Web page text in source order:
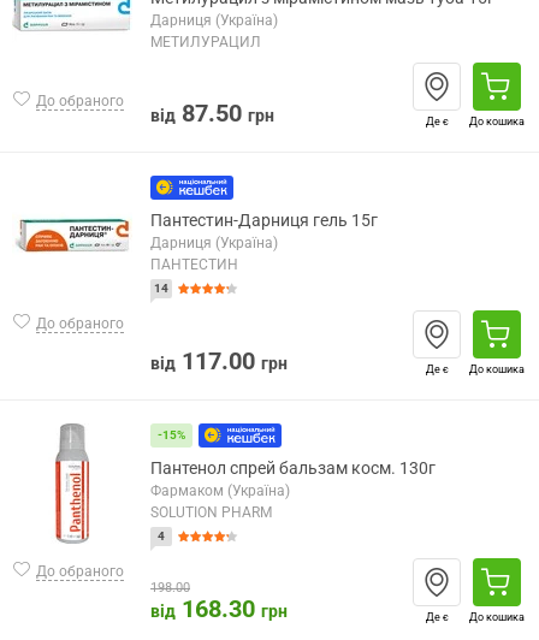
До обраного
Дарниця (Україна)
МЕТИЛУРАЦИЛ
від 87.50 грн Де є До кошика
До обраного
Пантестин-Дарниця гель 15г
Дарниця (Україна)
ПАНТЕСТИН
14
від 117.00 грн Де є До кошика
До обраного
-15%
Пантенол спрей бальзам косм. 130г
Фармаком (Україна)
SOLUTION PHARM
4
198.00
від 168.30 грн Де є До кошика